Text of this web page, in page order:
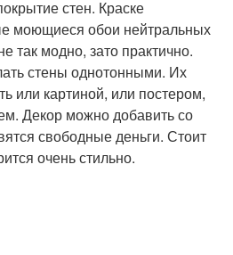
стен. Краске
моющиеся обои нейтральных
так модно, зато практично.
стены однотонными. Их
или картиной, или постером,
Декор можно добавить со
свободные деньги. Стоит
очень стильно.